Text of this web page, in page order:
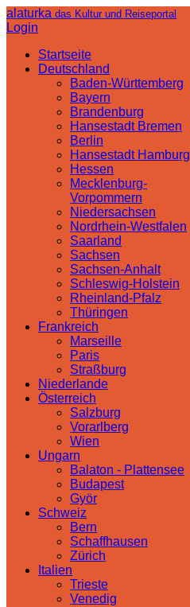
alaturka das Kultur und Reiseportal
Login
Startseite
Deutschland
Baden-Württemberg
Bayern
Brandenburg
Hansestadt Bremen
Berlin
Hansestadt Hamburg
Hessen
Mecklenburg-
Vorpommern
Niedersachsen
Nordrhein-Westfalen
Saarland
Sachsen
Sachsen-Anhalt
Schleswig-Holstein
Rheinland-Pfalz
Thüringen
Frankreich
Marseille
Paris
Straßburg
Niederlande
Österreich
Salzburg
Vorarlberg
Wien
Ungarn
Balaton - Plattensee
Budapest
Györ
Schweiz
Bern
Schaffhausen
Zürich
Italien
Trieste
Venedig